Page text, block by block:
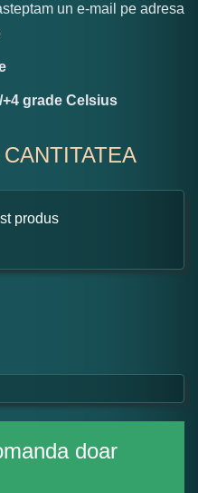
un e-mail pe adresa
grade Celsius
produs
doar